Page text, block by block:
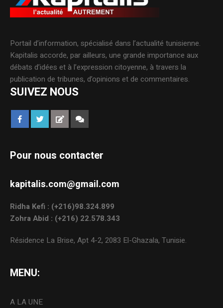
Portail d’information, spécialisé dans l’actualité tunisienne.
Kapitalis accorde, par ailleurs, une grande importance aux
débats d’idées et à l’expression citoyenne, à travers la
publication de tribunes, d’opinions et de commentaires.
SUIVEZ NOUS
Pour nous contacter
kapitalis.com@gmail.com
Ridha Kefi : (+216)98.324.899
Zohra Abid : (+216) 22.578.343
Résidence La Brise, Apt 4-2, 2083 El-Ghazala, Tunisie.
MENU:
A LA UNE